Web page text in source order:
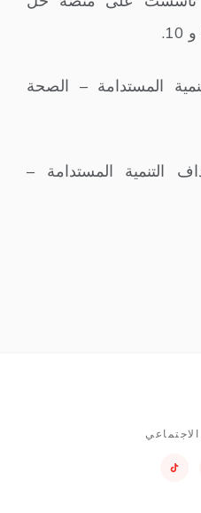
التنمية المستدامة – الصحة
التنمية المستدامة –